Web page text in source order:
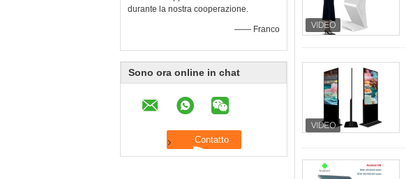
durante la nostra cooperazione.
—— Franco
Sono ora online in chat